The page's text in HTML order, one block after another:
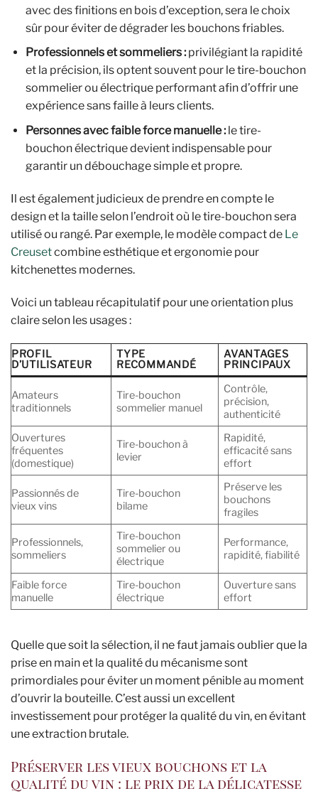
avec des finitions en bois d’exception, sera le choix
sûr pour éviter de dégrader les bouchons friables.
Professionnels et sommeliers :privilégiant la rapidité
et la précision, ils optent souvent pour le tire-bouchon
sommelier ou électrique performant afin d’offrir une
expérience sans faille à leurs clients.
Personnes avec faible force manuelle :le tire-
bouchon électrique devient indispensable pour
garantir un débouchage simple et propre.
Il est également judicieux de prendre en compte le
design et la taille selon l’endroit où le tire-bouchon sera
utilisé ou rangé. Par exemple, le modèle compact de Le
Creusetcombine esthétique et ergonomie pour
kitchenettes modernes.
Voici un tableau récapitulatif pour une orientation plus
claire selon les usages :
PROFIL
D’UTILISATEUR
TYPE
RECOMMANDÉ
AVANTAGES
PRINCIPAUX
Amateurs
traditionnels
Tire-bouchon
sommelier manuel
Contrôle,
précision,
authenticité
Ouvertures
fréquentes
(domestique)
Tire-bouchon à
levier
Rapidité,
efficacité sans
effort
Passionnés de
vieux vins
Tire-bouchon
bilame
Préserve les
bouchons
fragiles
Professionnels,
sommeliers
Tire-bouchon
sommelier ou
électrique
Performance,
rapidité, fiabilité
Faible force
manuelle
Tire-bouchon
électrique
Ouverture sans
effort
Quelle que soit la sélection, il ne faut jamais oublier que la
prise en main et la qualité du mécanisme sont
primordiales pour éviter un moment pénible au moment
d’ouvrir la bouteille. C’est aussi un excellent
investissement pour protéger la qualité du vin, en évitant
une extraction brutale.
Préserver les vieux bouchons et la
qualité du vin : le prix de la délicatesse